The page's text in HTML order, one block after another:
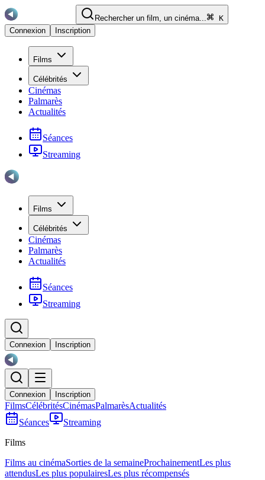
Rechercher un film, un cinéma...
K
Connexion
Inscription
Films
Célébrités
Cinémas
Palmarès
Actualités
Séances
Streaming
Films
Célébrités
Cinémas
Palmarès
Actualités
Séances
Streaming
Connexion Inscription
Connexion Inscription
FilmsCélébritésCinémasPalmarèsActualités
Séances
Streaming
Films
Films au cinémaSorties de la semaineProchainementLes plus
attendusLes plus populairesLes plus récompensés